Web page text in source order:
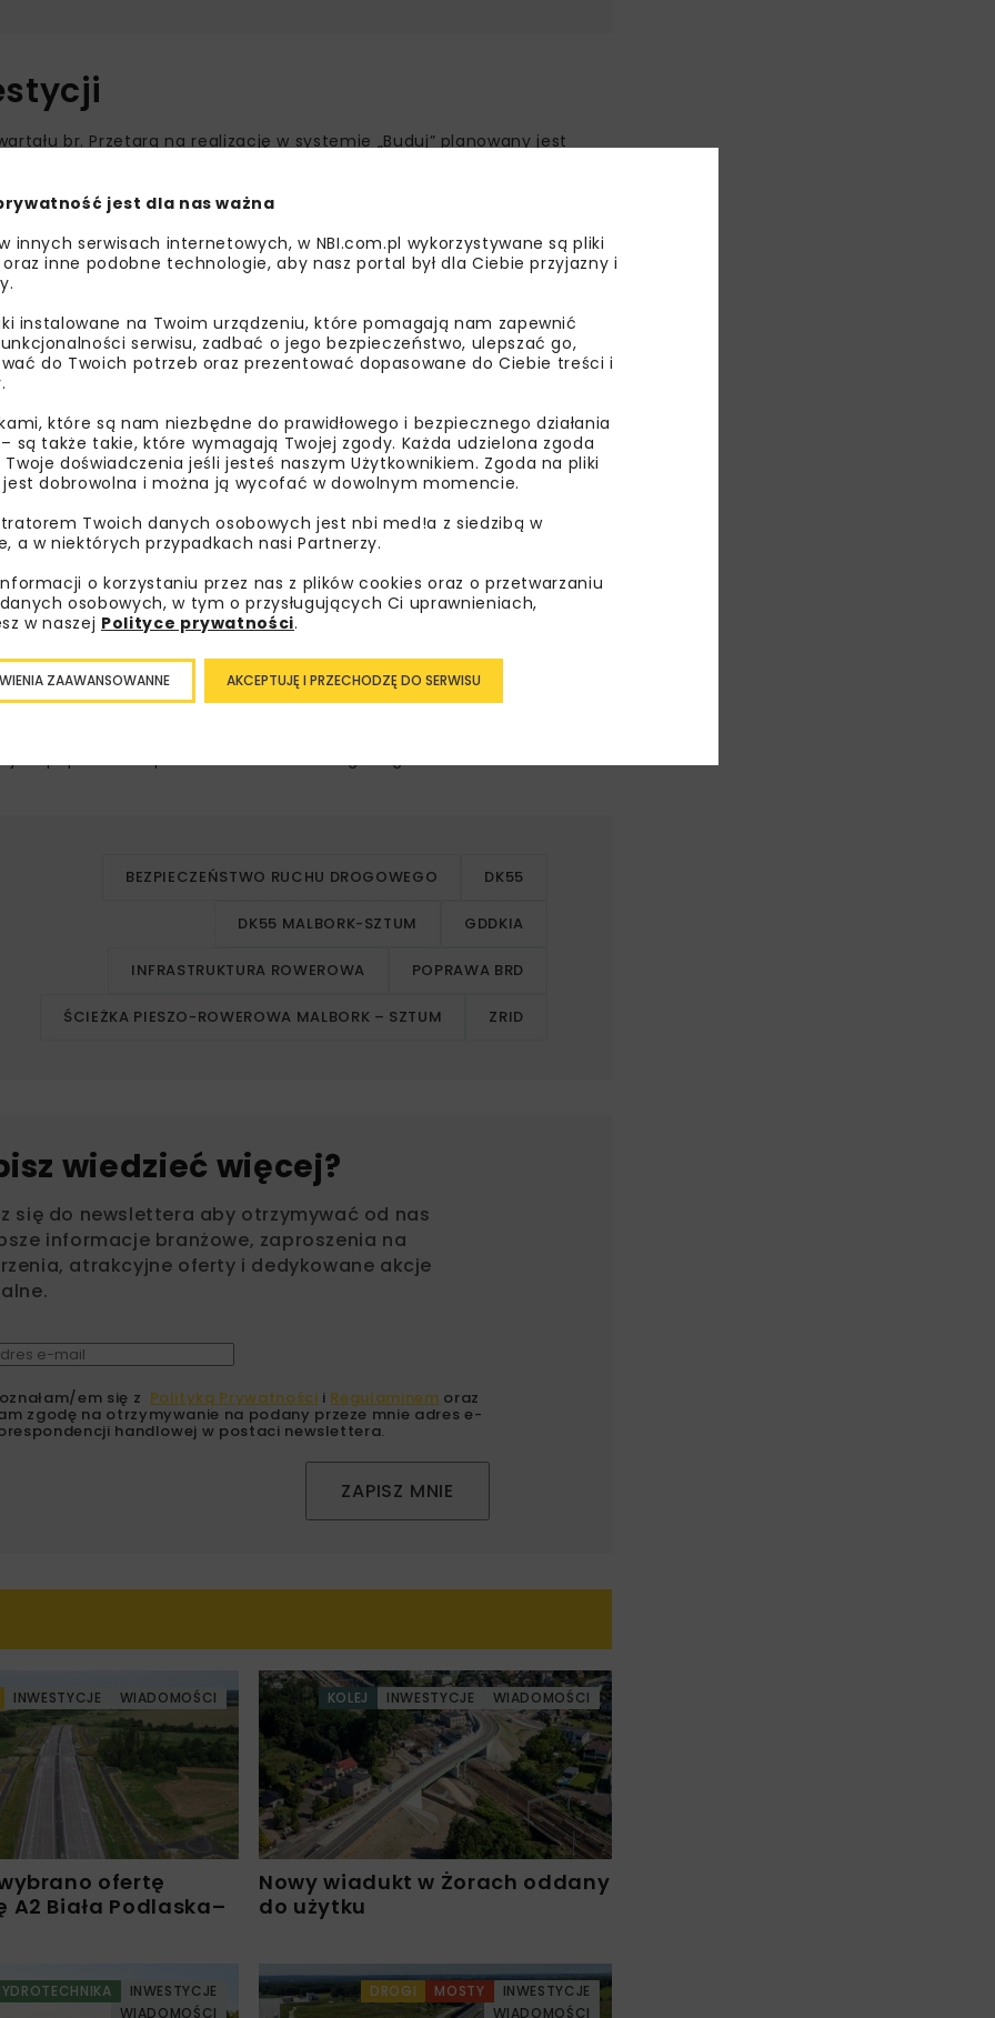
br. Przetarg na realizację w systemie „Buduj” planowany jest
m szerokości i powstanie po lewej stronie DK55 (w kierunku Sztumu),
ul. Bałtyckiej w Malborku, a zakończy przed Sztumem, łącząc się
przebudowę zjazdów i przejazdu kolejowego wraz
zbiornika retencyjnego w Gościszewie. Dodatkowo doświetlone
przejściowych.
poprawa bezpieczeństwa ruchu drogowego na odcinku DK55
BEZPIECZEŃSTWO RUCHU DROGOWEGO DK55
DK55 MALBORK-SZTUM GDDKIA
INFRASTRUKTURA ROWEROWA POPRAWA BRD
ŚCIEŻKA PIESZO-ROWEROWA MALBORK – SZTUM ZRID
wiedzieć więcej?
się do newslettera aby otrzymywać od nas
informacje branżowe, zaproszenia na
atrakcyjne oferty i dedykowane akcje
em się z Polityką Prywatności i Regulaminem oraz
zgodę na otrzymywanie na podany przeze mnie adres e-
handlowej w postaci newslettera.
ZAPISZ MNIE
INWESTYCJE WIADOMOŚCI
ofertę
A2 Biała Podlaska–
KOLEJ INWESTYCJE WIADOMOŚCI
Nowy wiadukt w Żorach oddany
do użytku
INWESTYCJE
WIADOMOŚCI
DROGI MOSTY
INWESTYCJE
WIADOMOŚCI
jest dla nas ważna
innych serwisach internetowych, w NBI.com.pl wykorzystywane są pliki
inne podobne technologie, aby nasz portal był dla Ciebie przyjazny i
instalowane na Twoim urządzeniu, które pomagają nam zapewnić
serwisu, zadbać o jego bezpieczeństwo, ulepszać go,
do Twoich potrzeb oraz prezentować dopasowane do Ciebie treści i
które są nam niezbędne do prawidłowego i bezpiecznego działania
są także takie, które wymagają Twojej zgody. Każda udzielona zgoda
doświadczenia jeśli jesteś naszym Użytkownikiem. Zgoda na pliki
dobrowolna i można ją wycofać w dowolnym momencie.
Twoich danych osobowych jest nbi med!a z siedzibą w
a w niektórych przypadkach nasi Partnerzy.
o korzystaniu przez nas z plików cookies oraz o przetwarzaniu
osobowych, w tym o przysługujących Ci uprawnieniach,
w naszej Polityce prywatności.
AKCEPTUJĘ I PRZECHODZĘ DO SERWISU
ZAAWANSOWANNE